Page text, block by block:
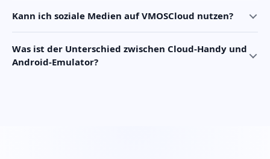
Kann ich soziale Medien auf VMOSCloud nutzen?
Was ist der Unterschied zwischen Cloud-Handy und
Android-Emulator?